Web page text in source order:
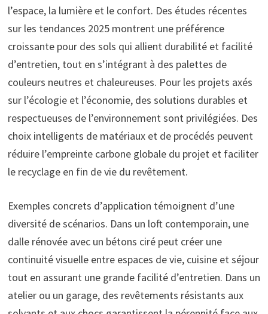
l’espace, la lumière et le confort. Des études récentes
sur les tendances 2025 montrent une préférence
croissante pour des sols qui allient durabilité et facilité
d’entretien, tout en s’intégrant à des palettes de
couleurs neutres et chaleureuses. Pour les projets axés
sur l’écologie et l’économie, des solutions durables et
respectueuses de l’environnement sont privilégiées. Des
choix intelligents de matériaux et de procédés peuvent
réduire l’empreinte carbone globale du projet et faciliter
le recyclage en fin de vie du revêtement.
Exemples concrets d’application témoignent d’une
diversité de scénarios. Dans un loft contemporain, une
dalle rénovée avec un bétons ciré peut créer une
continuité visuelle entre espaces de vie, cuisine et séjour
tout en assurant une grande facilité d’entretien. Dans un
atelier ou un garage, des revêtements résistants aux